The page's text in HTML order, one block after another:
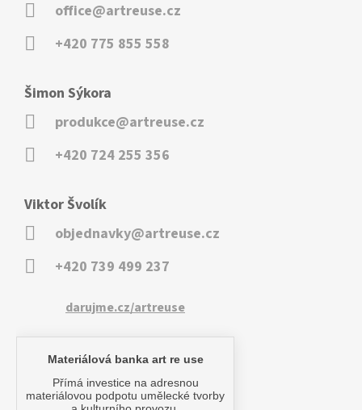
office@artreuse.cz
+420 775 855 558
Šimon Sýkora
produkce@artreuse.cz
+420 724 255 356
Viktor Švolík
objednavky@artreuse.cz
+420 739 499 237
darujme.cz/artreuse